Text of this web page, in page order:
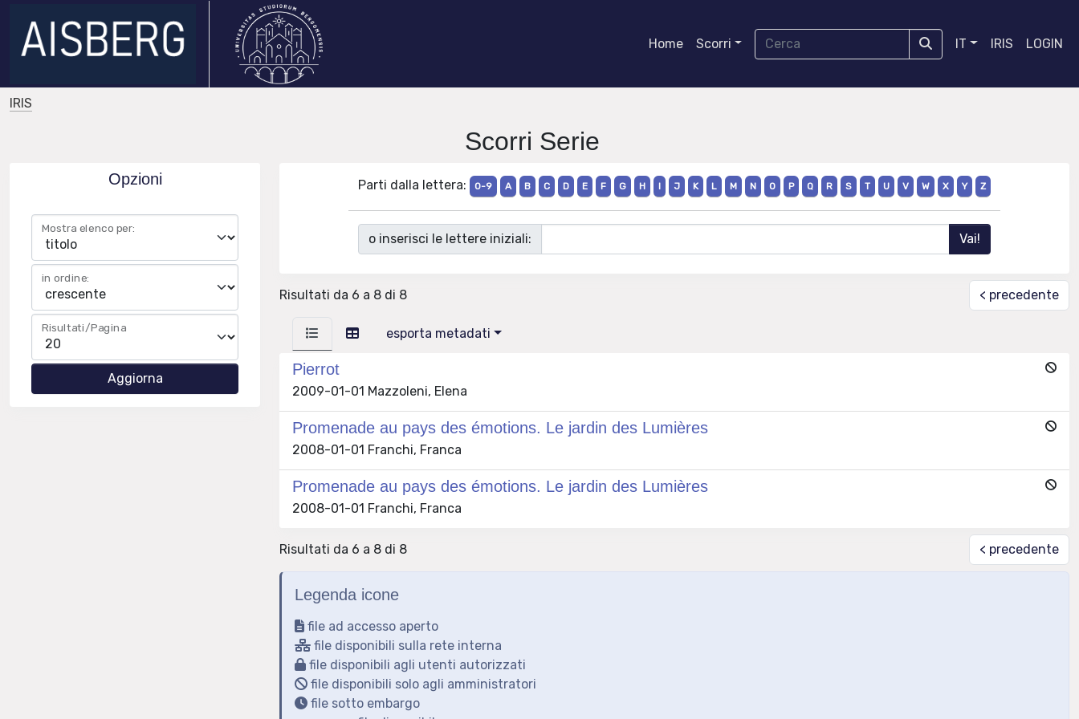
Home Scorri IT IRIS LOGIN
IRIS
Scorri Serie
Opzioni
Mostra elenco per:
in ordine:
Risultati/Pagina
Parti dalla lettera: 0-9 A B C D E F G H I J K L M N O P Q R S T U V W X Y Z
o inserisci le lettere iniziali:
Risultati da 6 a 8 di 8 < precedente
esporta metadati
Pierrot
2009-01-01 Mazzoleni, Elena
Promenade au pays des émotions. Le jardin des Lumières
2008-01-01 Franchi, Franca
Promenade au pays des émotions. Le jardin des Lumières
2008-01-01 Franchi, Franca
Risultati da 6 a 8 di 8 < precedente
Legenda icone
file ad accesso aperto
file disponibili sulla rete interna
file disponibili agli utenti autorizzati
file disponibili solo agli amministratori
file sotto embargo